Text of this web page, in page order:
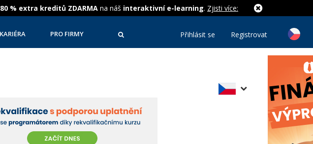
80 % extra kreditů ZDARMA na náš interaktivní e-learning. Zjisti více:
KARIÉRA PRO FIRMY Přihlásit se Registrovat